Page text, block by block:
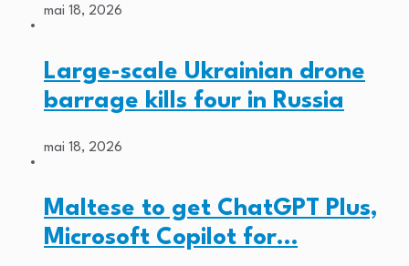
mai 18, 2026
Large-scale Ukrainian drone
barrage kills four in Russia
mai 18, 2026
Maltese to get ChatGPT Plus,
Microsoft Copilot for…